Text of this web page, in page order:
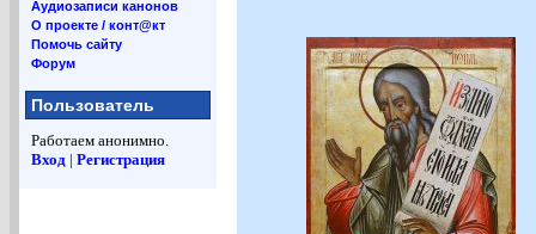
Аудиозаписи канонов
О проекте / конт@кт
Помочь сайту
Форум
Пользователь
Работаем анонимно.
Вход | Регистрация